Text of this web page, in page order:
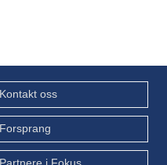
Kontakt oss
Forsprang